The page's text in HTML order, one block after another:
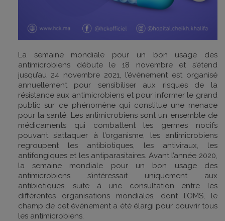
La semaine mondiale pour un bon usage des
antimicrobiens débute le 18 novembre et s’étend
jusqu’au 24 novembre 2021, l’événement est organisé
annuellement pour sensibiliser aux risques de la
résistance aux antimicrobiens et pour informer le grand
public sur ce phénomène qui constitue une menace
pour la santé. Les antimicrobiens sont un ensemble de
médicaments qui combattent les germes nocifs
pouvant s’attaquer à l’organisme, les antimicrobiens
regroupent les antibiotiques, les antiviraux, les
antifongiques et les antiparasitaires. Avant l’année 2020,
la semaine mondiale pour un bon usage des
antimicrobiens s’intéressait uniquement aux
antibiotiques, suite à une consultation entre les
différentes organisations mondiales, dont l’OMS, le
champ de cet événement a été élargi pour couvrir tous
les antimicrobiens.